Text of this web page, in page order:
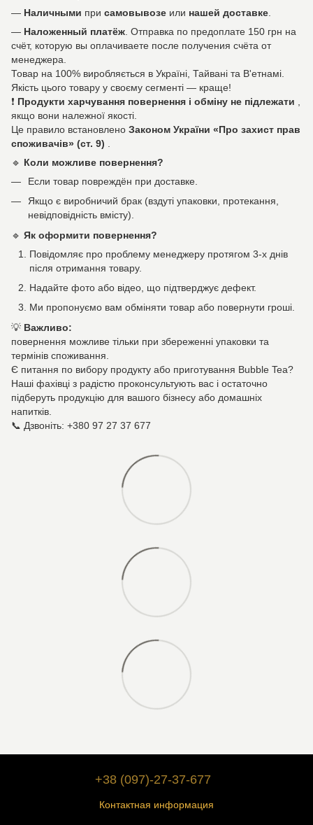
— Наличными при самовывозе или нашей доставке
— Наложенный платёж . Отправка по предоплате 150 грн на
счёт, которую вы оплачиваете после получения счёта от
менеджера.
Товар на 100% виробляється в Україні, Тайвані та В'етнамі.
Якість цього товару у своєму сегменті — краще!
❗ Продукти харчування повернення і обміну не підлежати
якщо вони належної якості.
Це правило встановлено Законом України «Про захист прав
споживачів» (ст. 9)
🔹 Коли можливе повернення?
Если товар повреждён при доставке.
Якщо є виробничий брак (вздуті упаковки, протекання,
невідповідність вмісту).
🔹 Як оформити повернення?
Повідомляє про проблему менеджеру протягом 3-х днів
після отримання товару.
Надайте фото або відео, що підтверджує дефект.
Ми пропонуємо вам обміняти товар або повернути гроші.
💡 Важливо:
повернення можливе тільки при збереженні упаковки та
термінів споживання.
Є питання по вибору продукту або приготування Bubble Tea?
Наші фахівці з радістю проконсультують вас і остаточно
підберуть продукцію для вашого бізнесу або домашніх
напитків.
📞 Дзвоніть: +380 97 27 37 677
+38 (097)-27-37-677
Контактная информация